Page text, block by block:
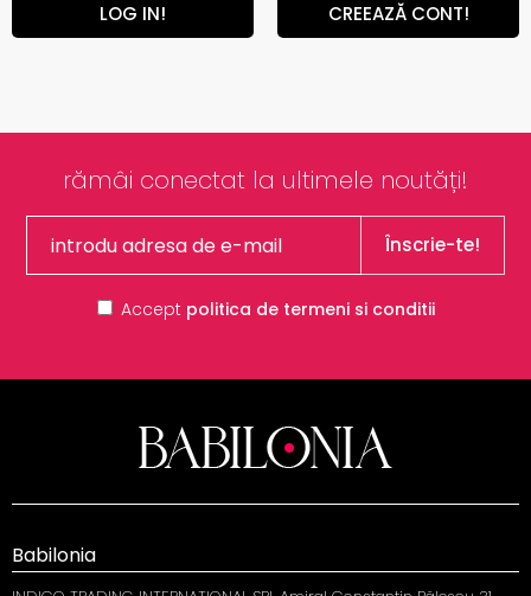
LOG IN! CREEAZĂ CONT!
rămâi conectat la ultimele noutăți!
Înscrie-te!
Accept politica de termeni si conditii
Babilonia